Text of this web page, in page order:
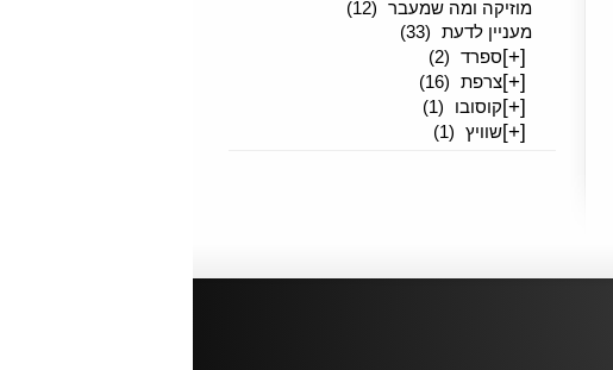
מוזיקה ומה שמעבר (12)
מעניין לדעת (33)
[+]ספרד (2)
[+]צרפת (16)
[+]קוסובו (1)
[+]שוויץ (1)